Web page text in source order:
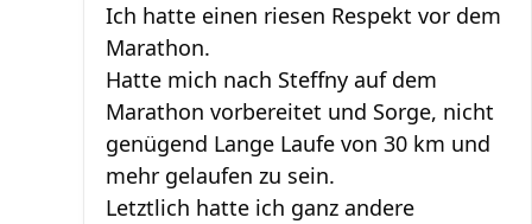
Ich hatte einen riesen Respekt vor dem
Marathon.
Hatte mich nach Steffny auf dem
Marathon vorbereitet und Sorge, nicht
genügend Lange Laufe von 30 km und
mehr gelaufen zu sein.
Letztlich hatte ich ganz andere